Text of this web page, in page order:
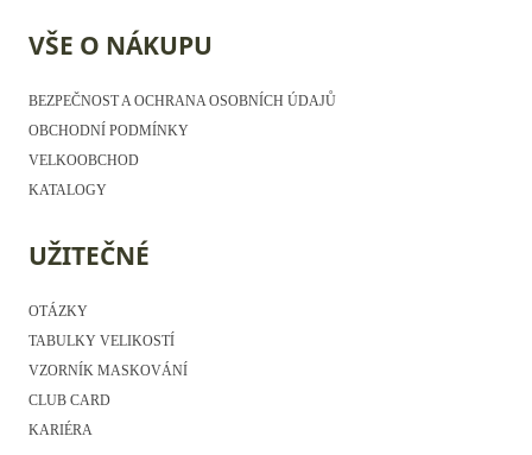
VŠE O NÁKUPU
BEZPEČNOST A OCHRANA OSOBNÍCH ÚDAJŮ
OBCHODNÍ PODMÍNKY
VELKOOBCHOD
KATALOGY
UŽITEČNÉ
OTÁZKY
TABULKY VELIKOSTÍ
VZORNÍK MASKOVÁNÍ
CLUB CARD
KARIÉRA